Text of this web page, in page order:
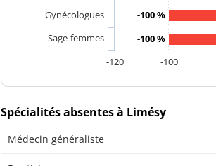
-100 %
-100 %
Gynécologues
Sage-femmes
-100
-120
Spécialités absentes à Limésy
Médecin généraliste